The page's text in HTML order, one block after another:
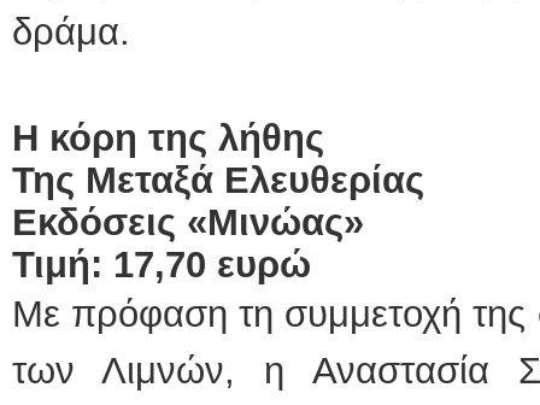
δράμα.
Η κόρη της λήθης
Της Μεταξά Eλευθερίας
Εκδόσεις «Μινώας»
Τιμή: 17,70 ευρώ
Με πρόφαση τη συμμετοχή της
των Λιμνών, η Αναστασία